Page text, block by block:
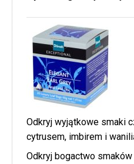
Odkryj wyjątkowe smaki
cytrusem, imbirem i
Odkryj bogactwo